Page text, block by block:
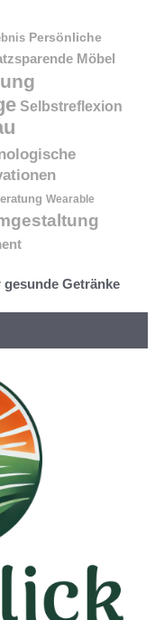
Persönliche
Möbel
Selbstreflexion
Wearable
Getränke